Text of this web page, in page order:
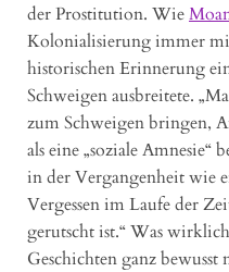
der Prostitution. Wie
Kolonialisierung immer
historischen Erinnerung
Schweigen ausbreitete.
zum Schweigen bringen,
als eine „soziale Amnesie“
in der Vergangenheit wie
Vergessen im Laufe der
gerutscht ist.“ Was
Geschichten ganz